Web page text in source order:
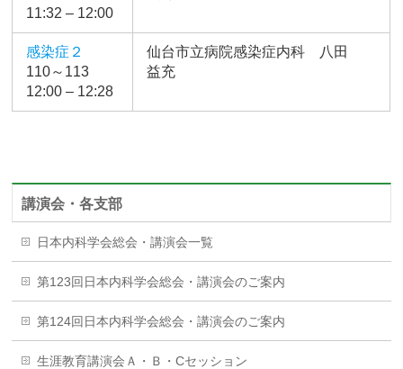
11:32 – 12:00
感染症２
110～113
12:00 – 12:28
仙台市立病院感染症内科 八田
益充
講演会・各支部
日本内科学会総会・講演会一覧
第123回日本内科学会総会・講演会のご案内
第124回日本内科学会総会・講演会のご案内
生涯教育講演会Ａ・Ｂ・Cセッション